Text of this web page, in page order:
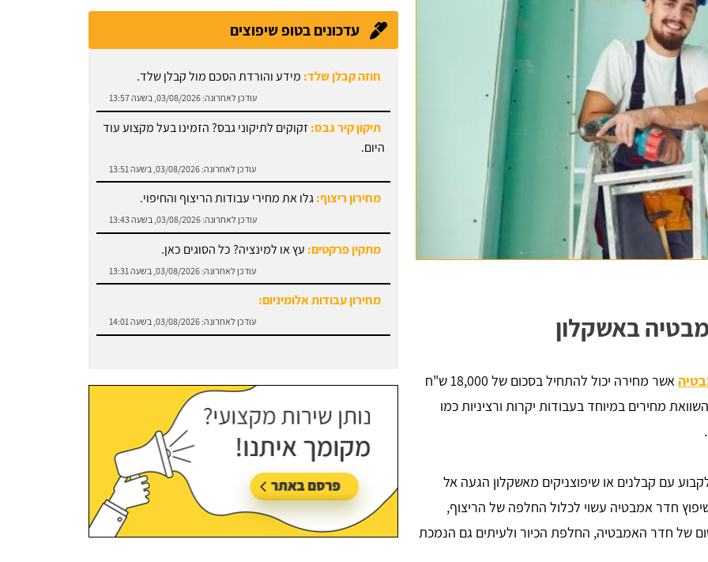
באשקלון
אשר מחירה יכול להתחיל בסכום של 18,000 ש"ח
כי ביצוע השוואת מחירים במיוחד בעבודות יקרות ורציניות כמו
עם קבלנים או שיפוצניקים מאשקלון הגעה אל
חדר אמבטיה עשוי לכלול החלפה של הריצוף,
של חדר האמבטיה, החלפת הכיור ולעיתים גם הנמכת
עדכונים בטופ שיפוצים
חוזה קבלן שלד: מידע והורדת הסכם מול קבלן שלד.
עודכן לאחרונה: 03/08/2026, בשעה 13:57
תיקון קיר גבס: זקוקים לתיקוני גבס? הזמינו בעל מקצוע עוד
היום.
עודכן לאחרונה: 03/08/2026, בשעה 13:51
מחירון ריצוף:גלו את מחירי עבודות הריצוף והחיפוי.
עודכן לאחרונה: 03/08/2026, בשעה 13:43
מתקין פרקטים: עץ או למינציה? כל הסוגים כאן.
עודכן לאחרונה: 03/08/2026, בשעה 13:31
מחירון עבודות אלומיניום:
עודכן לאחרונה: 03/08/2026, בשעה 14:01